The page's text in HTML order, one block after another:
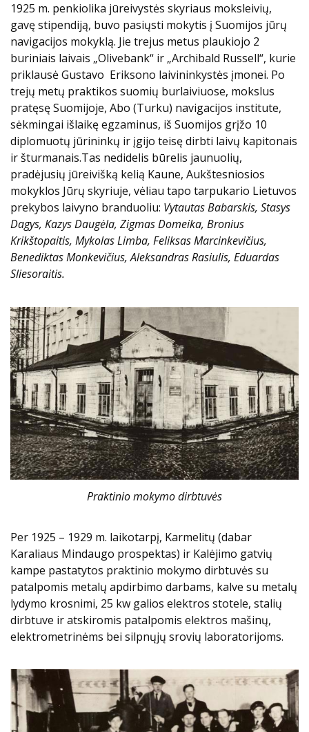
1925 m. penkiolika jūreivystės skyriaus moksleivių,
gavę stipendiją, buvo pasiųsti mokytis į Suomijos jūrų
navigacijos mokyklą. Jie trejus metus plaukiojo 2
buriniais laivais „Olivebank“ ir „Archibald Russell“, kurie
priklausė Gustavo Eriksono laivininkystės įmonei. Po
trejų metų praktikos suomių burlaiviuose, mokslus
pratęsę Suomijoje, Abo (Turku) navigacijos institute,
sėkmingai išlaikę egzaminus, iš Suomijos grįžo 10
diplomuotų jūrininkų ir įgijo teisę dirbti laivų kapitonais
ir šturmanais.Tas nedidelis būrelis jaunuolių,
pradėjusių jūreivišką kelią Kaune, Aukštesniosios
mokyklos Jūrų skyriuje, vėliau tapo tarpukario Lietuvos
prekybos laivyno branduoliu: Vytautas Babarskis, Stasys
Dagys, Kazys Daugėla, Zigmas Domeika, Bronius
Krikštopaitis, Mykolas Limba, Feliksas Marcinkevičius,
Benediktas Monkevičius, Aleksandras Rasiulis, Eduardas
Sliesoraitis.
Praktinio mokymo dirbtuvės
Per 1925 – 1929 m. laikotarpį, Karmelitų (dabar
Karaliaus Mindaugo prospektas) ir Kalėjimo gatvių
kampe pastatytos praktinio mokymo dirbtuvės su
patalpomis metalų apdirbimo darbams, kalve su metalų
lydymo krosnimi, 25 kw galios elektros stotele, stalių
dirbtuve ir atskiromis patalpomis elektros mašinų,
elektrometrinėms bei silpnųjų srovių laboratorijoms.